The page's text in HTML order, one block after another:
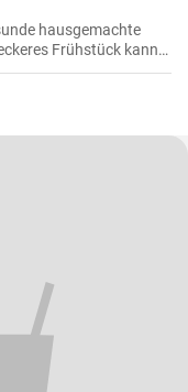
hausgemachte
Frühstück kann